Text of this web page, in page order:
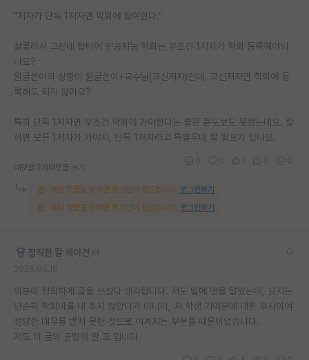
"저자가 단독 1저자면 학회에 참여한다."
잘몰라서 그런데 탑티어 인공지능 학회는 무조건 1저자가 학회 등록해야되
나요?
원글쓴이의 상황이 원글쓴이+교수님(교신저자)인데, 교신저자만 학회에 등
록해도 되지 않아요?
특히 단독 1저자면 무조건 학회에 가야한다는 룰은 듣도보도 못했는데요. 할
꺼면 모든 1저자가 가야지, 단독 1저자라고 특별우대 할 필요가 있나요.
대댓글 2개 대댓글 쓰기
해당 댓글을 보려면 로그인이 필요합니다. 로그인하기
해당 댓글을 보려면 로그인이 필요합니다. 로그인하기
정직한 칼 세이건
이분이 정확하게 글을 쓰셨다 생각합니다. 저도 밑에 댓을 달았는데, 요지는
단순히 학회비를 내 주지 않았다가 아니라, 저 학생 기여분에 대한 무시이며
정당한 대우를 받지 못한 것으로 여겨지는 부분들 때문이었습니다.
저도 이 글의 균형에 한 표 입니다.